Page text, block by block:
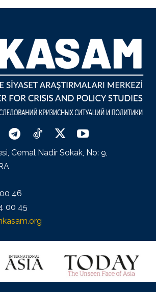
Cemal Nadir Sokak, No: 9,
46
00 45